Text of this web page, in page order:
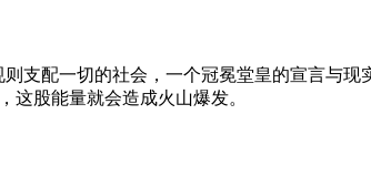
支配一切的社会，一个冠冕堂皇的宣言与
这股能量就会造成火山爆发。